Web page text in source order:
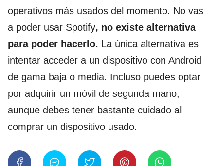
operativos más usados del momento. No vas
a poder usar Spotify, no existe alternativa
para poder hacerlo. La única alternativa es
intentar acceder a un dispositivo con Android
de gama baja o media. Incluso puedes optar
por adquirir un móvil de segunda mano,
aunque debes tener bastante cuidado al
comprar un dispositivo usado.